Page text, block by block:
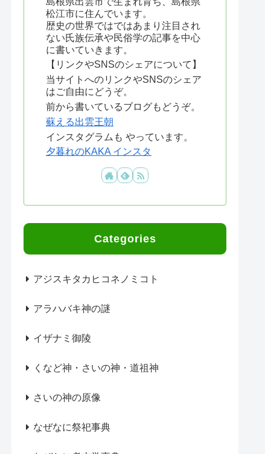
松江市に住んでいます。
歴史の世界ではではあまり注目され
ない氏族伝承や民俗学の記事を中心
に書いていきます。
【リンクやSNSのシェアについて】
当サイトへのリンクやSNSのシェア
はご自由にどうぞ。
前から書いているブログもどうぞ。
蘇える出雲王朝
インスタグラムも やっています。
夕暮れのKAKA インスタ
Categories
アジスキタカヒコネノミコト
アラハバキ神の謎
イザナミ御陵
くなど神・さいの神・道祖神
さいの神の原像
なぜなに祭祀事典